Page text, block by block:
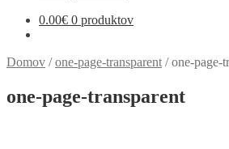
0.00€ 0 produktov
Domov /one-page-transparent /one-page-
one-page-transparent